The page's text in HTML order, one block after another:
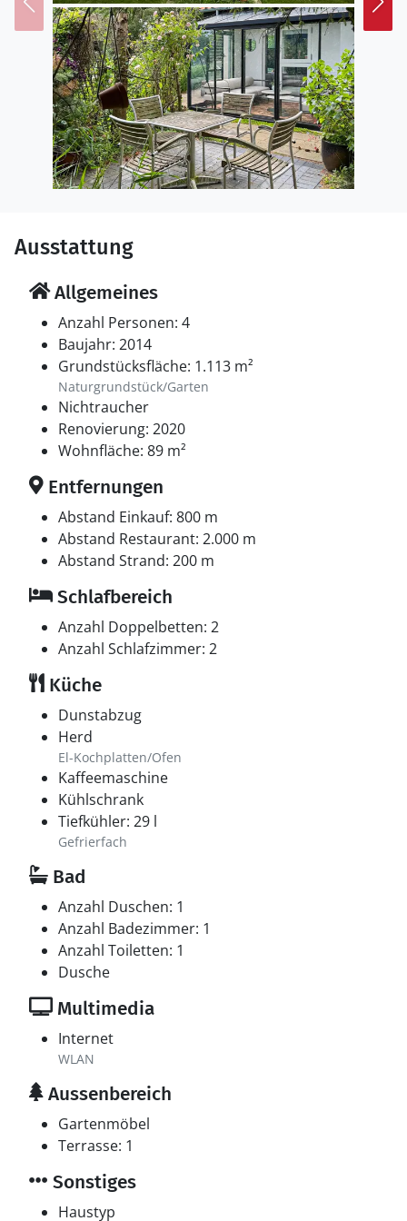
Ausstattung
Allgemeines
Anzahl Personen: 4
Baujahr: 2014
Grundstücksfläche: 1.113 m²
Naturgrundstück/Garten
Nichtraucher
Renovierung: 2020
Wohnfläche: 89 m²
Entfernungen
Abstand Einkauf: 800 m
Abstand Restaurant: 2.000 m
Abstand Strand: 200 m
Schlafbereich
Anzahl Doppelbetten: 2
Anzahl Schlafzimmer: 2
Küche
Dunstabzug
Herd
El-Kochplatten/Ofen
Kaffeemaschine
Kühlschrank
Tiefkühler: 29 l
Gefrierfach
Bad
Anzahl Duschen: 1
Anzahl Badezimmer: 1
Anzahl Toiletten: 1
Dusche
Multimedia
Internet
WLAN
Aussenbereich
Gartenmöbel
Terrasse: 1
Sonstiges
Haustyp